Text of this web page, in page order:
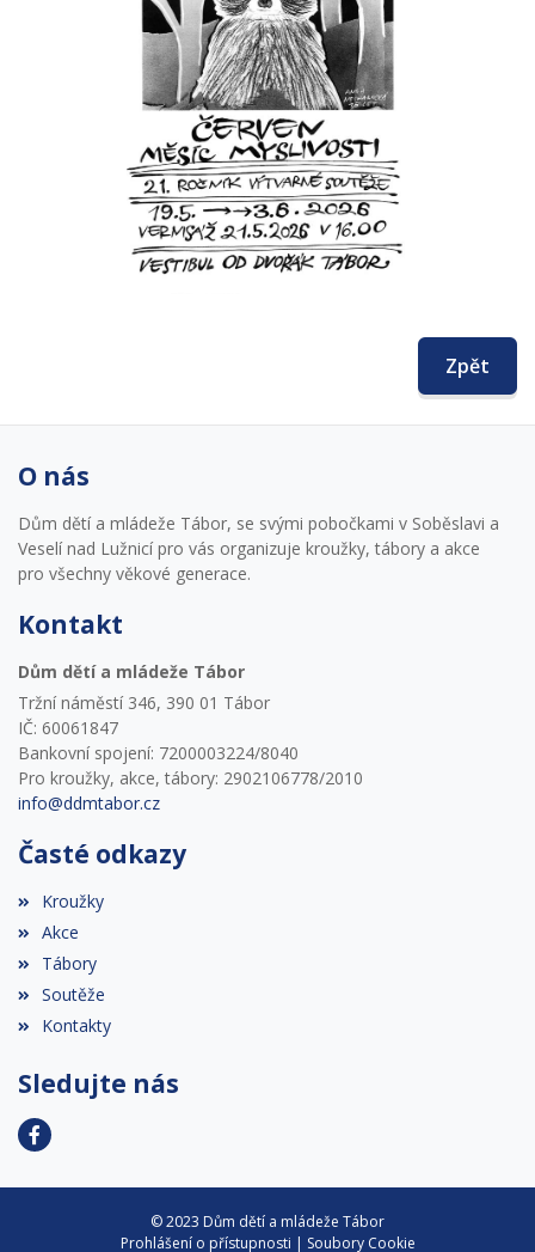
Zpět
O nás
Dům dětí a mládeže Tábor, se svými pobočkami v Soběslavi a
Veselí nad Lužnicí pro vás organizuje kroužky, tábory a akce
pro všechny věkové generace.
Kontakt
Dům dětí a mládeže Tábor
Tržní náměstí 346, 390 01 Tábor
IČ: 60061847
Bankovní spojení: 7200003224/8040
Pro kroužky, akce, tábory: 2902106778/2010
info@ddmtabor.cz
Časté odkazy
Kroužky
Akce
Tábory
Soutěže
Kontakty
Sledujte nás
© 2023 Dům dětí a mládeže Tábor
Prohlášení o přístupnosti | Soubory Cookie